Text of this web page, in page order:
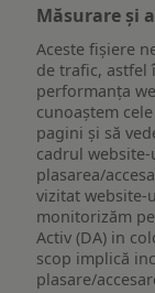
Măsurare și
Aceste fișiere
de trafic, astfel
performanța
cunoaștem
pagini și să
cadrul
plasarea/
vizitat website-
monitorizăm
Activ (DA) in
scop implică
plasare/